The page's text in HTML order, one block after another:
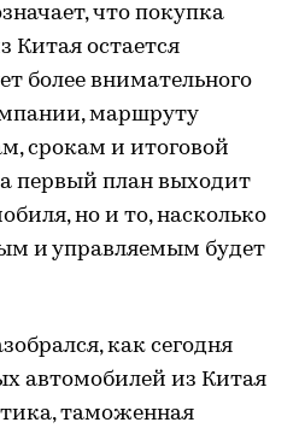
что покупка
Китая остается
более внимательного
маршруту
срокам и итоговой
первый план выходит
но и то, насколько
и управляемым будет
как сегодня
автомобилей из Китая
таможенная